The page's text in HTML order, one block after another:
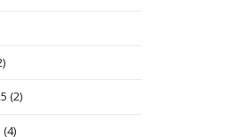
(4)
(3)